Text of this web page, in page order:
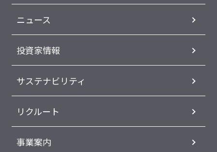
ニュース
投資家情報
サステナビリティ
リクルート
事業案内